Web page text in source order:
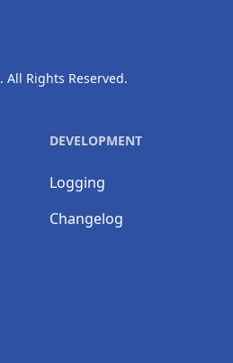
. All Rights Reserved.
DEVELOPMENT
Logging
Changelog